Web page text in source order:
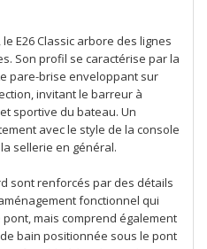
E26 Classic arbore des lignes
Son profil se caractérise par la
pare-brise enveloppant sur
invitant le barreur à
sportive du bateau. Un
avec le style de la console
sellerie en général.
sont renforcés par des détails
fonctionnel qui
mais comprend également
bain positionnée sous le pont